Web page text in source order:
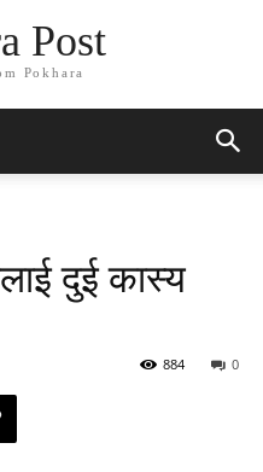
Post
Pokhara
दुई कास्य
0
884